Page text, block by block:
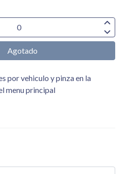
Agotado
por vehiculo y pinza en la
menu principal